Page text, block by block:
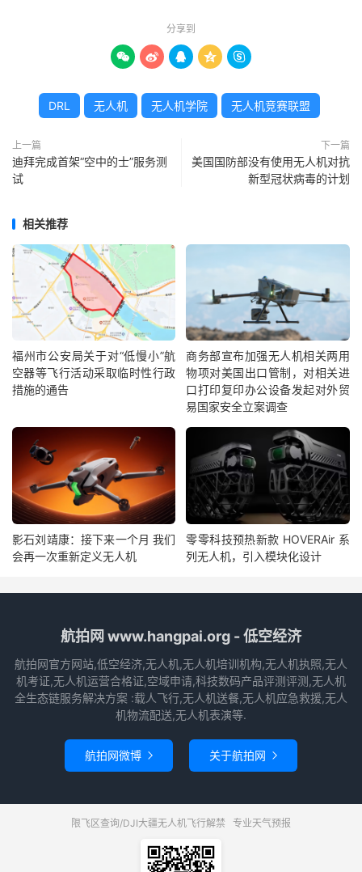
分享到
    
DRL 无人机 无人机学院 无人机竞赛联盟
上一篇
迪拜完成首架“空中的士”服务测
试
下一篇
美国国防部没有使用无人机对抗
新型冠状病毒的计划
相关推荐
福州市公安局关于对“低慢小”航
空器等飞行活动采取临时性行政
措施的通告
商务部宣布加强无人机相关两用
物项对美国出口管制，对相关进
口打印复印办公设备发起对外贸
易国家安全立案调查
影石刘靖康：接下来一个月 我们
会再一次重新定义无人机
零零科技预热新款 HOVERAir 系
列无人机，引入模块化设计
航拍网 www.hangpai.org - 低空经济
航拍网官方网站,低空经济,无人机,无人机培训机构,无人机执照,无人
机考证,无人机运营合格证,空域申请,科技数码产品评测评测,无人机
全生态链服务解决方案 :载人飞行,无人机送餐,无人机应急救援,无人
机物流配送,无人机表演等.
航拍网微博  关于航拍网 
限飞区查询/DJI大疆无人机飞行解禁 专业天气预报